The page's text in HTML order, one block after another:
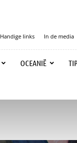
Handige links In de media
OCEANIË